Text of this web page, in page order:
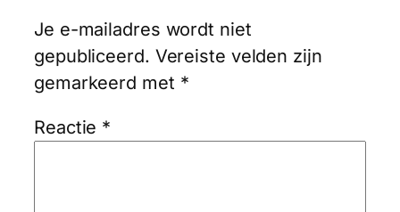
Je e-mailadres wordt niet
gepubliceerd. Vereiste velden zijn
gemarkeerd met *
Reactie *